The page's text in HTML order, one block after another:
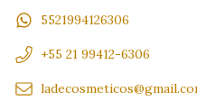
5521994126306
+55 21 99412-6306